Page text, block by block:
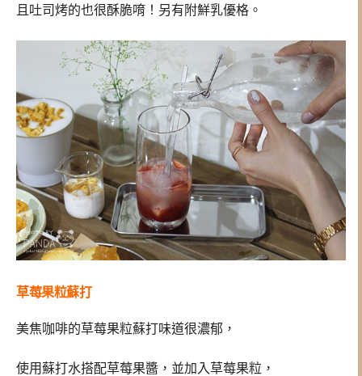
且吐司烤的也很酥脆唷！另有附鮮乳優格。
草莓果粒蘇打
美焦咖啡的草莓果粒蘇打味道很濃郁，
使用蘇打水搭配草莓果醬，並加入草莓果粒，